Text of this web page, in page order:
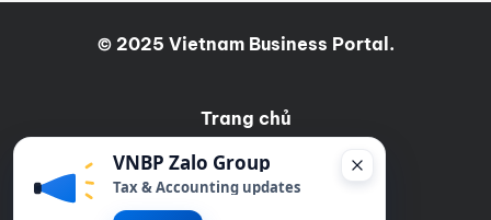
VNBP Zalo Group
Tax & Accounting updates
© 2025 Vietnam Business Portal.
Trang chủ
Bản tin